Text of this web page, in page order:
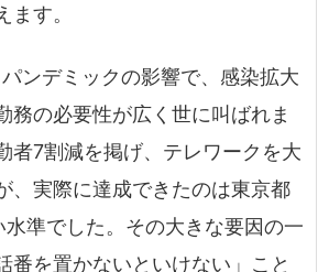
す。
ンデミックの影響で、感染拡大
務の必要性が広く世に叫ばれま
者7割減を掲げ、テレワークを大
、実際に達成できたのは東京都
準でした。その大きな要因の一
番を置かないといけない」こと